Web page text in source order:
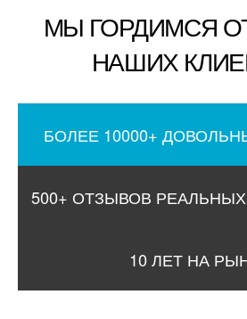
МЫ ГОРДИМСЯ
НАШИХ
БОЛЕЕ 10000+
500+ ОТЗЫВОВ
10 ЛЕТ НА